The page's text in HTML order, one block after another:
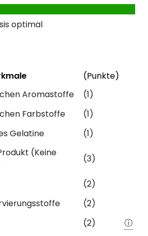
optimal
des Produkts mit
(Punkte)
Aromastoffe
(1)
Farbstoffe
(1)
Gelatine
(1)
(Keine
(3)
(2)
(2)
(2)
ⓘ